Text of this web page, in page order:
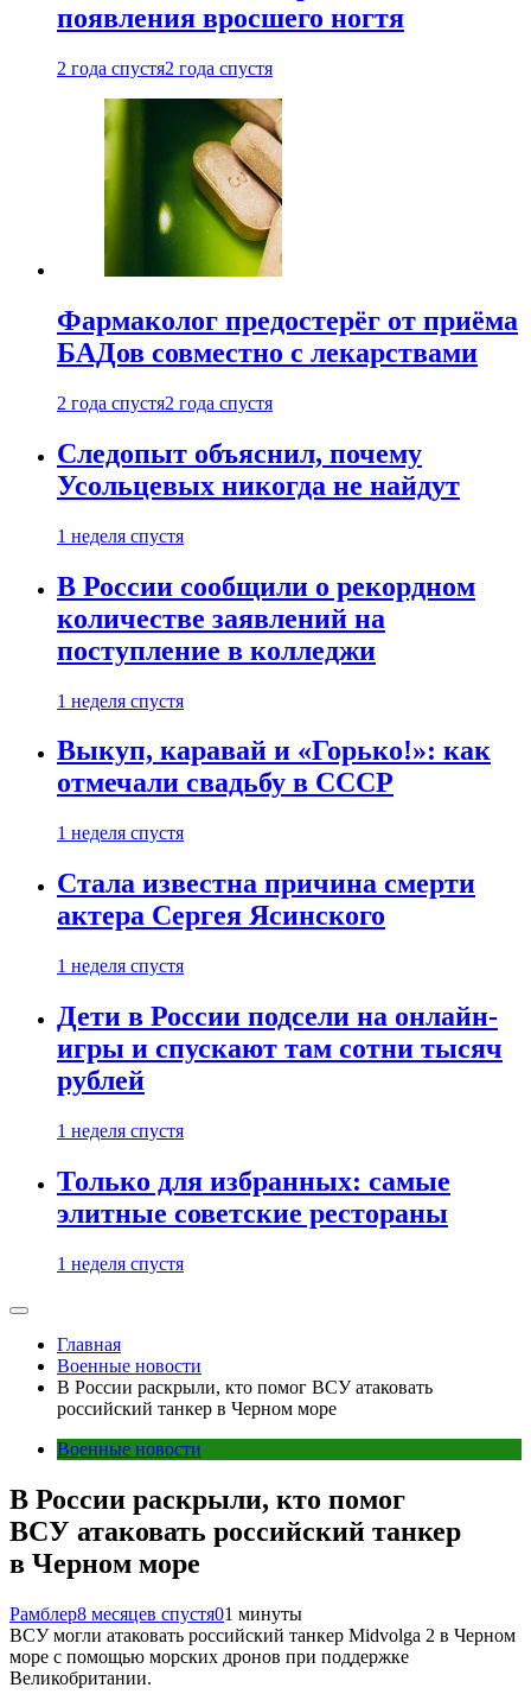
появления вросшего ногтя
2 года спустя2 года спустя
Фармаколог предостерёг от приёма
БАДов совместно с лекарствами
2 года спустя2 года спустя
Следопыт объяснил, почему
Усольцевых никогда не найдут
1 неделя спустя
В России сообщили о рекордном
количестве заявлений на
поступление в колледжи
1 неделя спустя
Выкуп, каравай и «Горько!»: как
отмечали свадьбу в СССР
1 неделя спустя
Стала известна причина смерти
актера Сергея Ясинского
1 неделя спустя
Дети в России подсели на онлайн-
игры и спускают там сотни тысяч
рублей
1 неделя спустя
Только для избранных: самые
элитные советские рестораны
1 неделя спустя
Главная
Военные новости
В России раскрыли, кто помог ВСУ атаковать
российский танкер в Черном море
Военные новости
В России раскрыли, кто помог
ВСУ атаковать российский танкер
в Черном море
Рамблер8 месяцев спустя01 минуты
ВСУ могли атаковать российский танкер Midvolga 2 в Черном
море с помощью морских дронов при поддержке
Великобритании.